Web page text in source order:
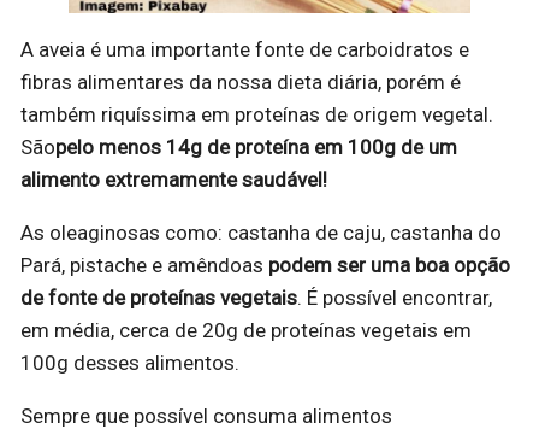
A aveia é uma importante fonte de carboidratos e
fibras alimentares da nossa dieta diária, porém é
também riquíssima em proteínas de origem vegetal.
Sãopelo menos 14g de proteína em 100g de um
alimento extremamente saudável!
As oleaginosas como: castanha de caju, castanha do
Pará, pistache e amêndoas podem ser uma boa opção
de fonte de proteínas vegetais. É possível encontrar,
em média, cerca de 20g de proteínas vegetais em
100g desses alimentos.
Sempre que possível consuma alimentos